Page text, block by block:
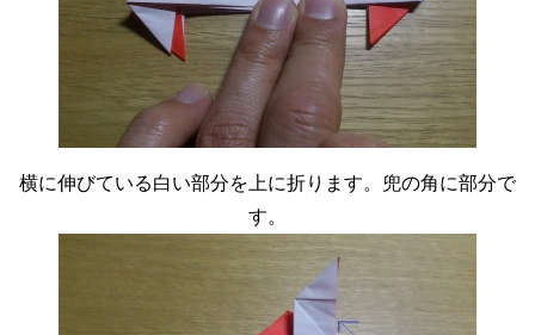
横に伸びている白い部分を上に折ります。兜の角に部分で
す。